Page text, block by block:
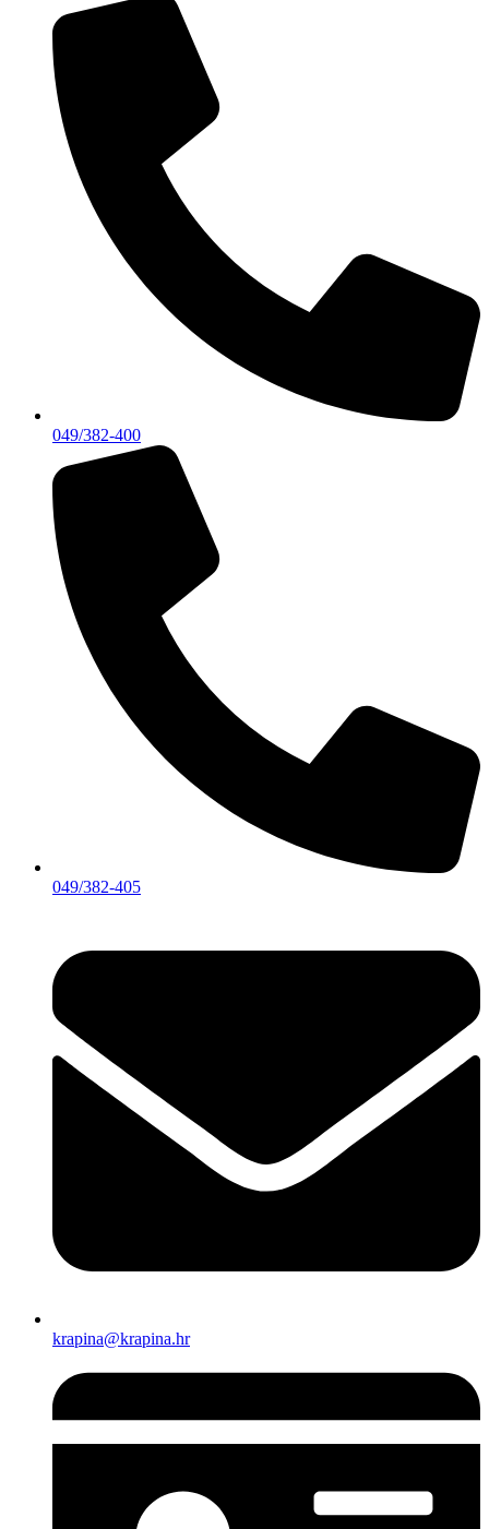
049/382-400
049/382-405
krapina@krapina.hr